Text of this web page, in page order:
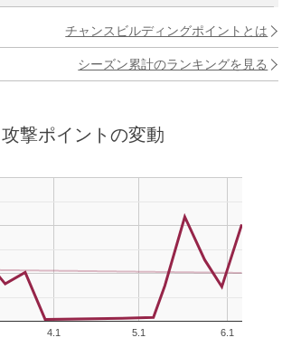
チャンスビルディングポイントとは
シーズン累計のランキングを見る
攻撃ポイントの変動
4.1 5.1 6.1